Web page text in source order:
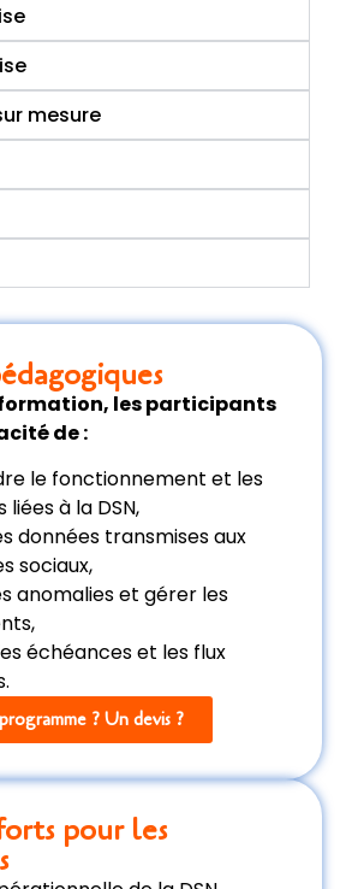
mesure
formation, les participants
de :
le fonctionnement et les
à la DSN,
données transmises aux
sociaux,
anomalies et gérer les
échéances et les flux
? Un devis ?
pour les